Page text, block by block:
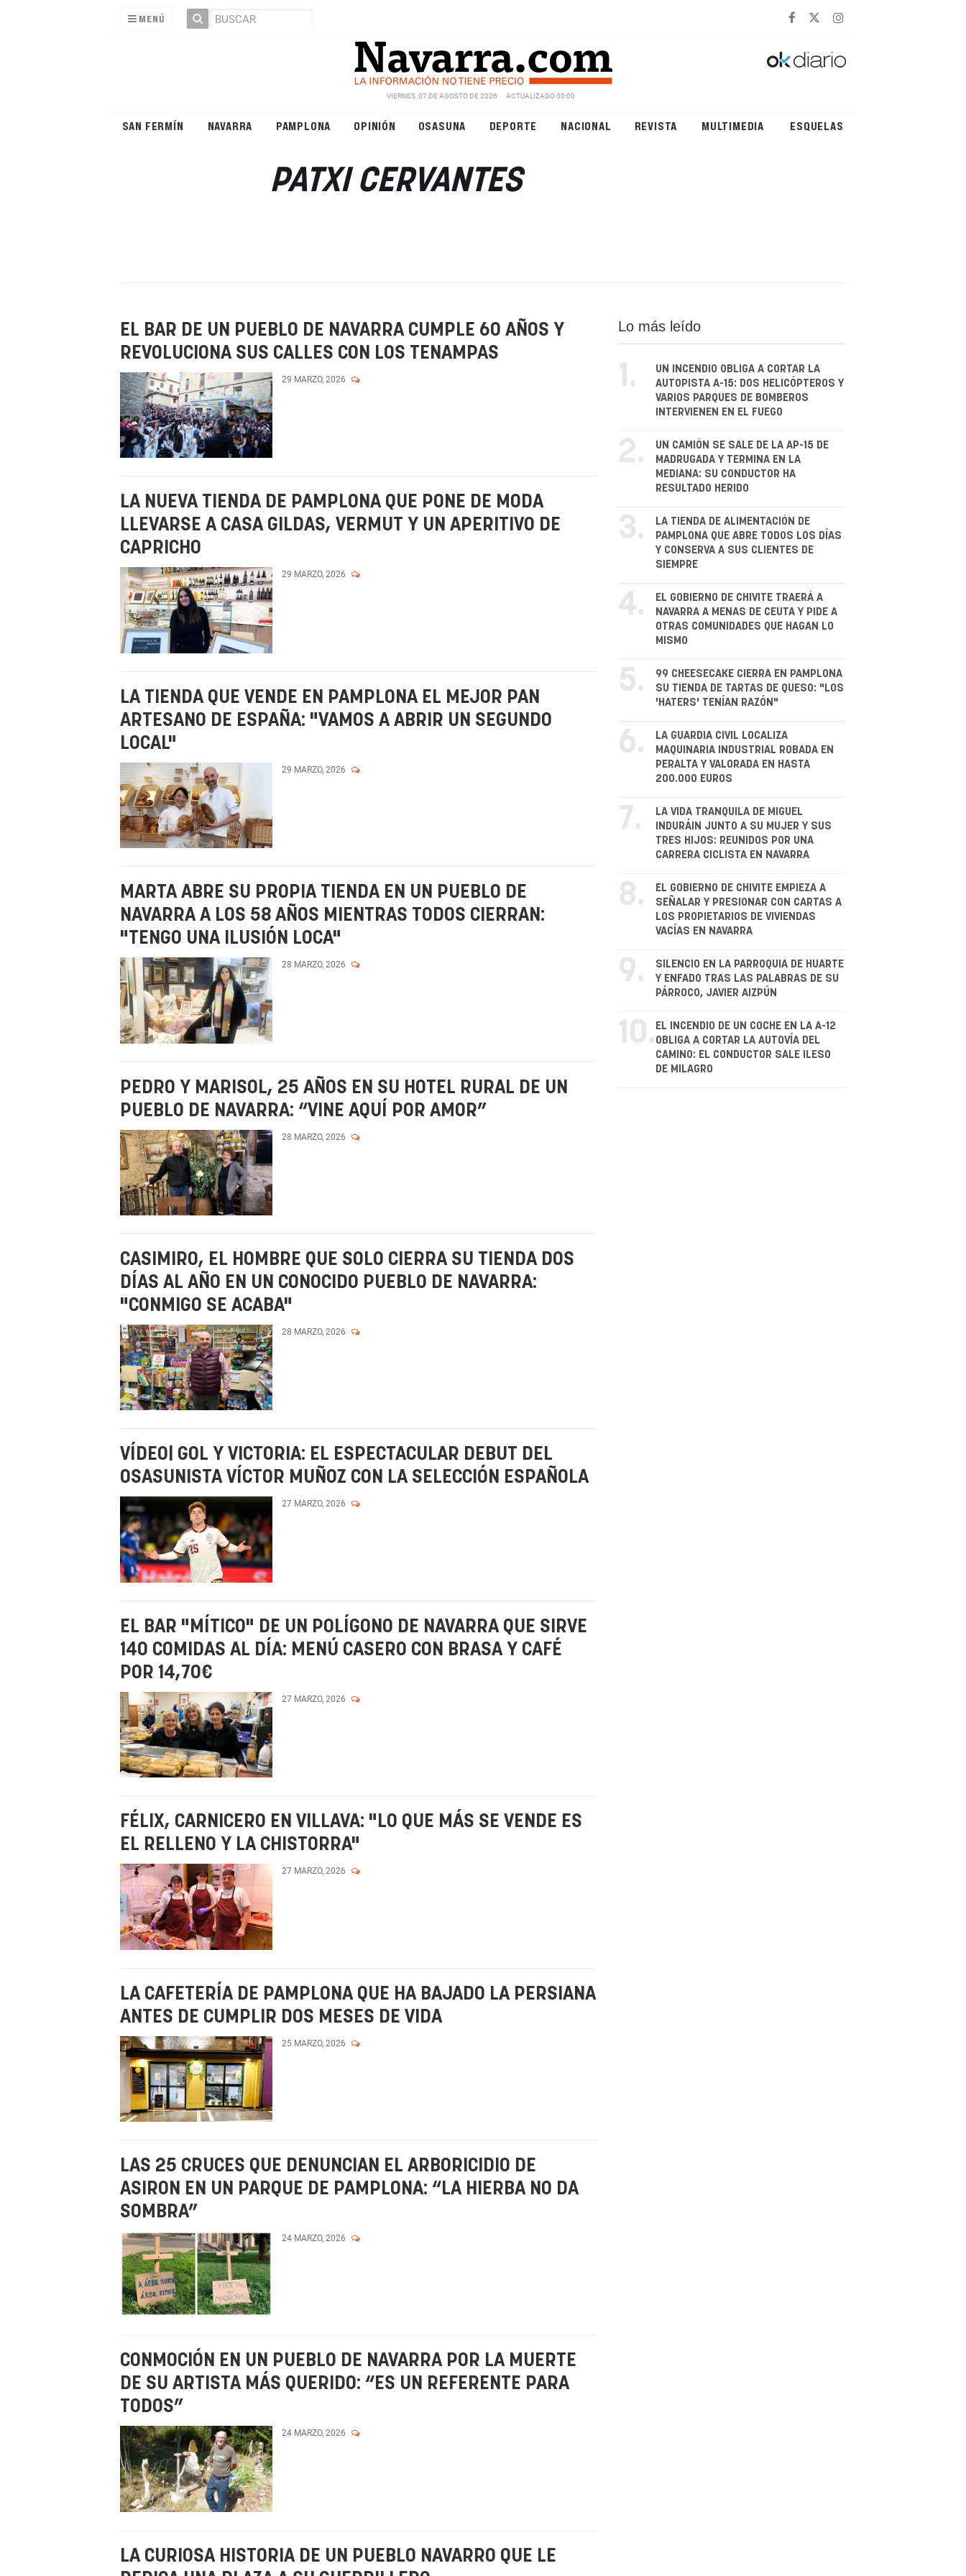
MENÚ
VIERNES, 07 DE AGOSTO DE 2026 ACTUALIZADO 00:00
SAN FERMÍN NAVARRA PAMPLONA OPINIÓN OSASUNA DEPORTE NACIONAL REVISTA MULTIMEDIA ESQUELAS
PATXI CERVANTES
EL BAR DE UN PUEBLO DE NAVARRA CUMPLE 60 AÑOS Y
REVOLUCIONA SUS CALLES CON LOS TENAMPAS
29 MARZO, 2026
LA NUEVA TIENDA DE PAMPLONA QUE PONE DE MODA
LLEVARSE A CASA GILDAS, VERMUT Y UN APERITIVO DE
CAPRICHO
29 MARZO, 2026
LA TIENDA QUE VENDE EN PAMPLONA EL MEJOR PAN
ARTESANO DE ESPAÑA: "VAMOS A ABRIR UN SEGUNDO
LOCAL"
29 MARZO, 2026
MARTA ABRE SU PROPIA TIENDA EN UN PUEBLO DE
NAVARRA A LOS 58 AÑOS MIENTRAS TODOS CIERRAN:
"TENGO UNA ILUSIÓN LOCA"
28 MARZO, 2026
PEDRO Y MARISOL, 25 AÑOS EN SU HOTEL RURAL DE UN
PUEBLO DE NAVARRA: “VINE AQUÍ POR AMOR”
28 MARZO, 2026
CASIMIRO, EL HOMBRE QUE SOLO CIERRA SU TIENDA DOS
DÍAS AL AÑO EN UN CONOCIDO PUEBLO DE NAVARRA:
"CONMIGO SE ACABA"
28 MARZO, 2026
VÍDEO| GOL Y VICTORIA: EL ESPECTACULAR DEBUT DEL
OSASUNISTA VÍCTOR MUÑOZ CON LA SELECCIÓN ESPAÑOLA
27 MARZO, 2026
EL BAR "MÍTICO" DE UN POLÍGONO DE NAVARRA QUE SIRVE
140 COMIDAS AL DÍA: MENÚ CASERO CON BRASA Y CAFÉ
POR 14,70€
27 MARZO, 2026
FÉLIX, CARNICERO EN VILLAVA: "LO QUE MÁS SE VENDE ES
EL RELLENO Y LA CHISTORRA"
27 MARZO, 2026
LA CAFETERÍA DE PAMPLONA QUE HA BAJADO LA PERSIANA
ANTES DE CUMPLIR DOS MESES DE VIDA
25 MARZO, 2026
LAS 25 CRUCES QUE DENUNCIAN EL ARBORICIDIO DE
ASIRON EN UN PARQUE DE PAMPLONA: “LA HIERBA NO DA
SOMBRA”
24 MARZO, 2026
CONMOCIÓN EN UN PUEBLO DE NAVARRA POR LA MUERTE
DE SU ARTISTA MÁS QUERIDO: “ES UN REFERENTE PARA
TODOS”
24 MARZO, 2026
LA CURIOSA HISTORIA DE UN PUEBLO NAVARRO QUE LE
Lo más leído
1.
UN INCENDIO OBLIGA A CORTAR LA
AUTOPISTA A-15: DOS HELICÓPTEROS Y
VARIOS PARQUES DE BOMBEROS
INTERVIENEN EN EL FUEGO
2.
UN CAMIÓN SE SALE DE LA AP-15 DE
MADRUGADA Y TERMINA EN LA
MEDIANA: SU CONDUCTOR HA
RESULTADO HERIDO
3.
LA TIENDA DE ALIMENTACIÓN DE
PAMPLONA QUE ABRE TODOS LOS DÍAS
Y CONSERVA A SUS CLIENTES DE
SIEMPRE
4.
EL GOBIERNO DE CHIVITE TRAERÁ A
NAVARRA A MENAS DE CEUTA Y PIDE A
OTRAS COMUNIDADES QUE HAGAN LO
MISMO
5.
99 CHEESECAKE CIERRA EN PAMPLONA
SU TIENDA DE TARTAS DE QUESO: "LOS
'HATERS' TENÍAN RAZÓN"
6.
LA GUARDIA CIVIL LOCALIZA
MAQUINARIA INDUSTRIAL ROBADA EN
PERALTA Y VALORADA EN HASTA
200.000 EUROS
7.
LA VIDA TRANQUILA DE MIGUEL
INDURÁIN JUNTO A SU MUJER Y SUS
TRES HIJOS: REUNIDOS POR UNA
CARRERA CICLISTA EN NAVARRA
8.
EL GOBIERNO DE CHIVITE EMPIEZA A
SEÑALAR Y PRESIONAR CON CARTAS A
LOS PROPIETARIOS DE VIVIENDAS
VACÍAS EN NAVARRA
9.
SILENCIO EN LA PARROQUIA DE HUARTE
Y ENFADO TRAS LAS PALABRAS DE SU
PÁRROCO, JAVIER AIZPÚN
10. EL INCENDIO DE UN COCHE EN LA A-12
OBLIGA A CORTAR LA AUTOVÍA DEL
CAMINO: EL CONDUCTOR SALE ILESO
DE MILAGRO